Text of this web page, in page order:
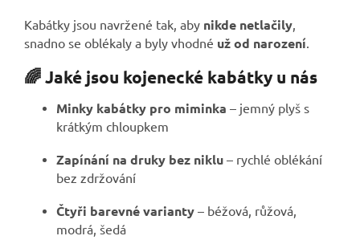
Kabátky jsou navržené tak, aby nikde netlačily
snadno se oblékaly a byly vhodné už od narození
🌈 Jaké jsou kojenecké kabátky u nás
Minky kabátky pro miminka – jemný plyš s
krátkým chloupkem
Zapínání na druky bez niklu – rychlé oblékání
bez zdržování
Čtyři barevné varianty – béžová, růžová,
modrá, šedá